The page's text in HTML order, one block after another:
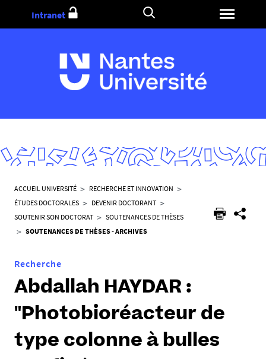
Aller
Intranet
V
o
u
s
t
s
ACCUEIL UNIVERSITÉ
RECHERCHE ET INNOVATION
ÉTUDES DOCTORALES
DEVENIR DOCTORANT
SOUTENIR SON DOCTORAT
SOUTENANCES DE THÈSES
SOUTENANCES DE THÈSES - ARCHIVES
Recherche
Abdallah HAYDAR :
"Photobioréacteur de
type colonne à bulles